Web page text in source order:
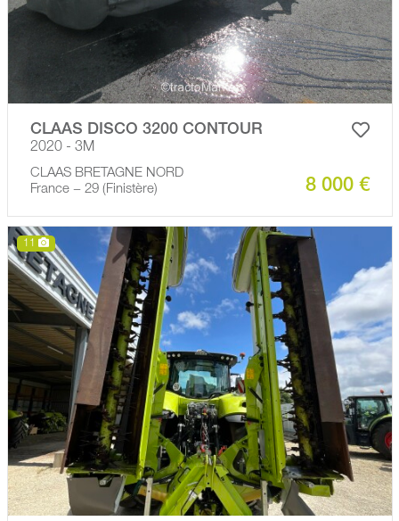
CLAAS DISCO 3200 CONTOUR
2020 - 3M
CLAAS BRETAGNE NORD
France − 29 (Finistère)
8 000 €
11